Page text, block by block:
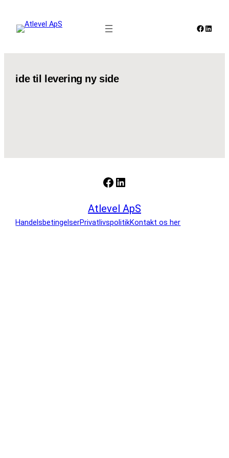
indhold
ide til levering ny side
Facebook
LinkedIn
Atlevel ApS
HandelsbetingelserPrivatlivspolitikKontakt os her